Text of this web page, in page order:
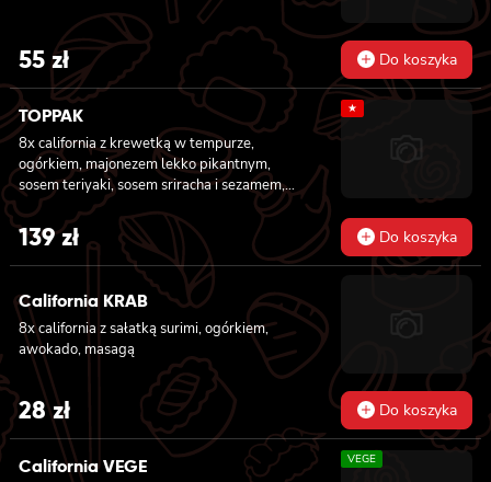
55zł Do koszyka
TOPPAK
8x california z krewetką w tempurze,
ogórkiem, majonezem lekko pikantnym,
sosem teriyaki, sosem sriracha i sezamem,
masago owinięta łososiem, tuńczykiem,
węgorzem i krewetką, 8x california z
krewetką w tempurze, majonezem lekko
pikantnym, ogórkiem, sezamem i masago, 6x
futomaki z tuńczykiem, majonezem lekko
pikantnym, awokado, ogórkiem i sałatą, 6x
futomaki z surimi, majonezem lekko
pikantnym, kanpyo i ogórkiem, 6x futomaki z
krewetką w tempurze, ogórkiem, sałatą i
majonezem lekko pikantnym, 8x maki z
surimi
★
139zł Do koszyka
California KRAB
8x california z sałatką surimi, ogórkiem,
awokado, masagą
28zł Do koszyka
California VEGE VEGE